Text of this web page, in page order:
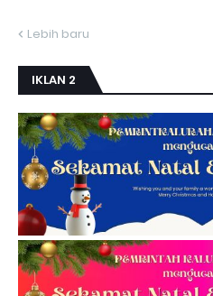
Lebih baru
IKLAN 2